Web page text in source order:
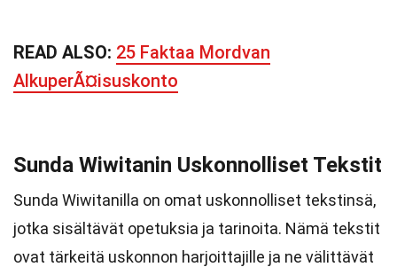
READ ALSO: 25 Faktaa Mordvan
AlkuperÃ¤isuskonto
Sunda Wiwitanin Uskonnolliset Tekstit
Sunda Wiwitanilla on omat uskonnolliset tekstinsä,
jotka sisältävät opetuksia ja tarinoita. Nämä tekstit
ovat tärkeitä uskonnon harjoittajille ja ne välittävät